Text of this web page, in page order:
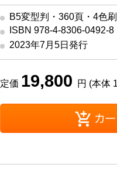
B5変型判・360頁・4色刷
ISBN 978-4-8306-0492-8
2023年7月5日発行
定価 19,800 円 (本体